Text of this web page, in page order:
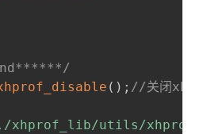
( ) ; //关闭
xhprof_lib/utils/